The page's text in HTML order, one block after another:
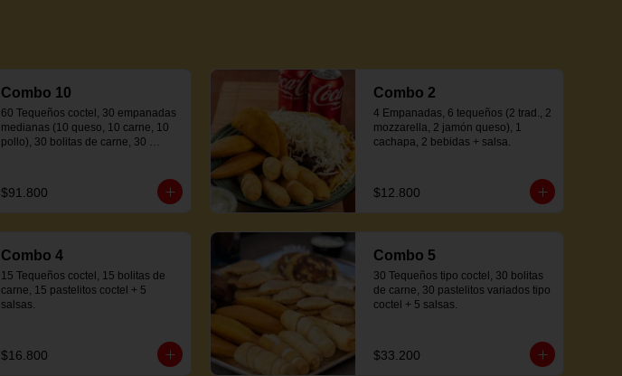
Combo 10
60 Tequeños coctel, 30 empanadas
medianas (10 queso, 10 carne, 10
pollo), 30 bolitas de carne, 30
$91.800
Combo 2
4 Empanadas, 6 tequeños (2 trad., 2
mozzarella, 2 jamón queso), 1
cachapa, 2 bebidas + salsa.
$12.800
Combo 4
15 Tequeños coctel, 15 bolitas de
carne, 15 pastelitos coctel + 5
salsas.
$16.800
Combo 5
30 Tequeños tipo coctel, 30 bolitas
de carne, 30 pastelitos variados tipo
coctel + 5 salsas.
$33.200